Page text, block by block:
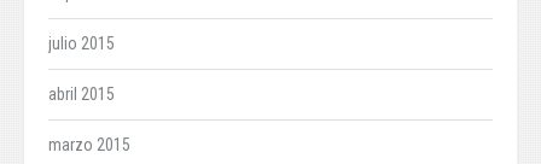
julio 2015
abril 2015
marzo 2015